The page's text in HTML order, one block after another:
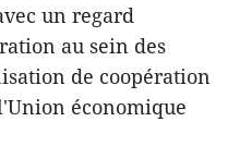
un regard
au sein des
de coopération
économique